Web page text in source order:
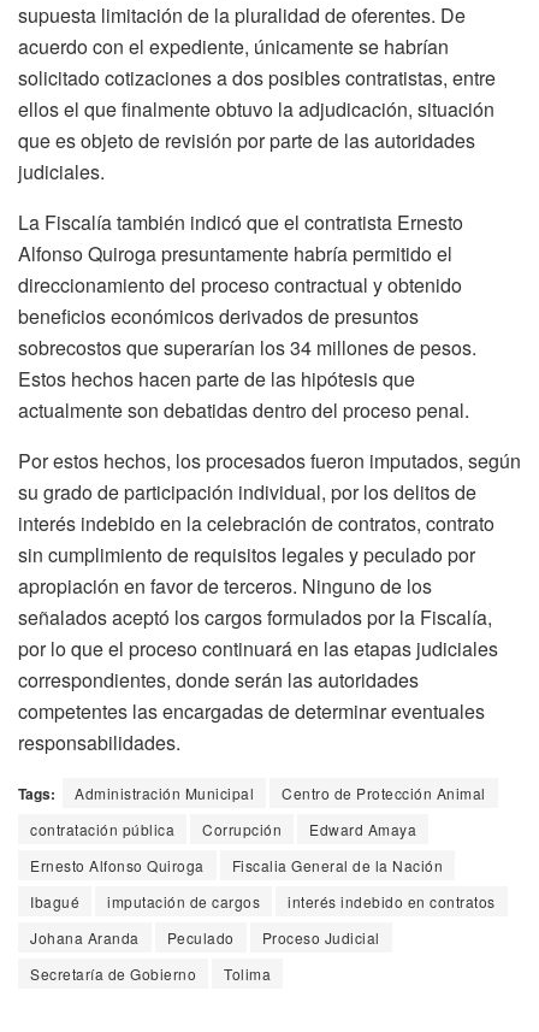
supuesta limitación de la pluralidad de oferentes. De
acuerdo con el expediente, únicamente se habrían
solicitado cotizaciones a dos posibles contratistas, entre
ellos el que finalmente obtuvo la adjudicación, situación
que es objeto de revisión por parte de las autoridades
judiciales.
La Fiscalía también indicó que el contratista Ernesto
Alfonso Quiroga presuntamente habría permitido el
direccionamiento del proceso contractual y obtenido
beneficios económicos derivados de presuntos
sobrecostos que superarían los 34 millones de pesos.
Estos hechos hacen parte de las hipótesis que
actualmente son debatidas dentro del proceso penal.
Por estos hechos, los procesados fueron imputados, según
su grado de participación individual, por los delitos de
interés indebido en la celebración de contratos, contrato
sin cumplimiento de requisitos legales y peculado por
apropiación en favor de terceros. Ninguno de los
señalados aceptó los cargos formulados por la Fiscalía,
por lo que el proceso continuará en las etapas judiciales
correspondientes, donde serán las autoridades
competentes las encargadas de determinar eventuales
responsabilidades.
Tags: Administración Municipal
Centro de Protección Animal
contratación pública
Corrupción
Edward Amaya
Ernesto Alfonso Quiroga
Fiscalia General de la Nación
Ibagué
imputación de cargos
interés indebido en contratos
Johana Aranda
Peculado
Proceso Judicial
Secretaría de Gobierno
Tolima